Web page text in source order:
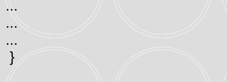
...
...
...
}